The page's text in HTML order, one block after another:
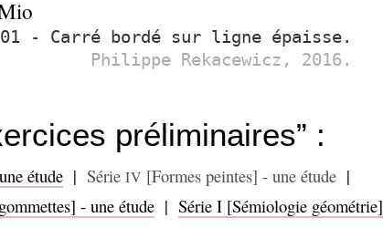
- Carré bordé sur ligne épaisse.
Philippe Rekacewicz, 2016.
préliminaires” :
étude |SérieIV [Formes peintes] - une étude|
- une étude| Série I [Sémiologie géométrie]